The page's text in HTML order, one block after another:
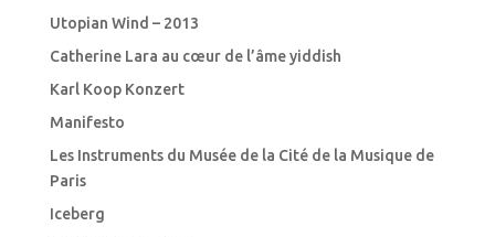
Utopian Wind – 2013
Catherine Lara au cœur de l’âme yiddish
Karl Koop Konzert
Manifesto
Les Instruments du Musée de la Cité de la Musique de
Paris
Iceberg